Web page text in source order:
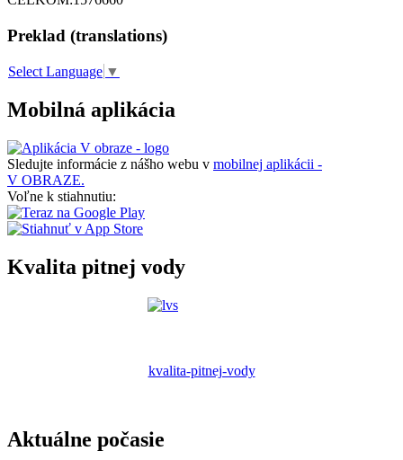
Preklad (translations)
Select Language ▼
Mobilná aplikácia
Sledujte informácie z nášho webu v mobilnej aplikácii -
V OBRAZE.
Voľne k stiahnutiu:
Kvalita pitnej vody
kvalita-pitnej-vody
Aktuálne počasie